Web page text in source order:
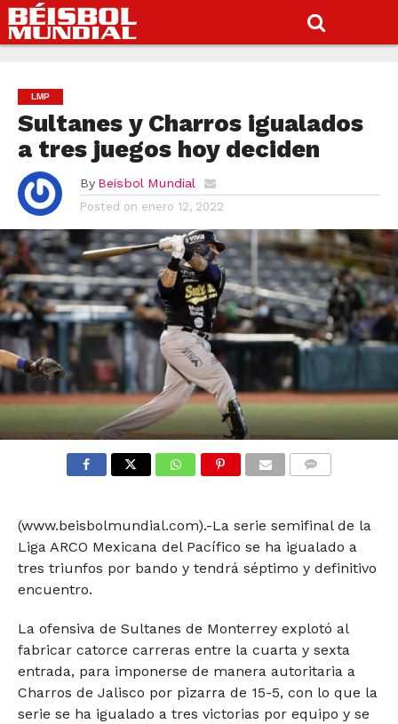
LMP
Sultanes y Charros igualados
a tres juegos hoy deciden
By Beisbol Mundial
Posted on enero 12, 2022
(www.beisbolmundial.com).-La serie semifinal de la
Liga ARCO Mexicana del Pacífico se ha igualado a
tres triunfos por bando y tendrá séptimo y definitivo
encuentro.
La ofensiva de Sultanes de Monterrey explotó al
fabricar catorce carreras entre la cuarta y sexta
entrada, para imponerse de manera autoritaria a
Charros de Jalisco por pizarra de 15-5, con lo que la
serie se ha igualado a tres victorias por equipo y se